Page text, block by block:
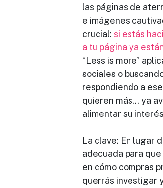
las páginas de
e imágenes
crucial: si estás
a tu página ya
“Less is more”
sociales o
respondiendo a
quieren más… ya
alimentar su
La clave: En lugar
adecuada para
en cómo compras
querrás investigar